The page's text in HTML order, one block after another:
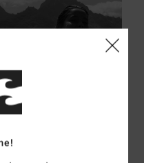
Polynésie Française